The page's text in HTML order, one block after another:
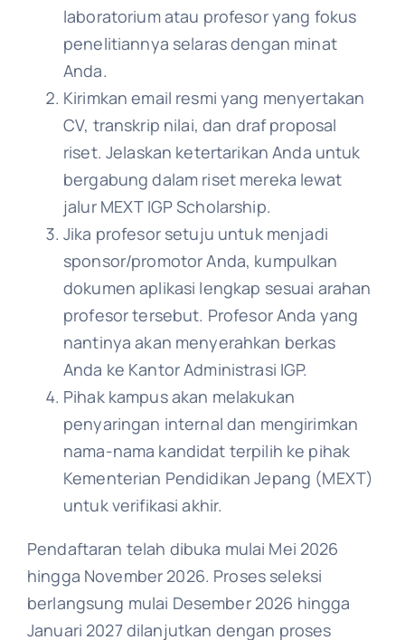
laboratorium atau profesor yang fokus
penelitiannya selaras dengan minat
Anda.
Kirimkan email resmi yang menyertakan
CV, transkrip nilai, dan draf proposal
riset. Jelaskan ketertarikan Anda untuk
bergabung dalam riset mereka lewat
jalur MEXT IGP Scholarship.
Jika profesor setuju untuk menjadi
sponsor/promotor Anda, kumpulkan
dokumen aplikasi lengkap sesuai arahan
profesor tersebut. Profesor Anda yang
nantinya akan menyerahkan berkas
Anda ke Kantor Administrasi IGP.
Pihak kampus akan melakukan
penyaringan internal dan mengirimkan
nama-nama kandidat terpilih ke pihak
Kementerian Pendidikan Jepang (MEXT)
untuk verifikasi akhir.
Pendaftaran telah dibuka mulai Mei 2026
hingga November 2026. Proses seleksi
berlangsung mulai Desember 2026 hingga
Januari 2027 dilanjutkan dengan proses